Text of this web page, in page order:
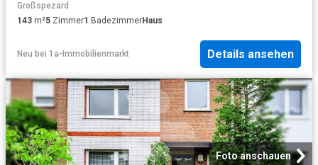
Großspezard
143 m²5 Zimmer1 BadezimmerHaus
Neu bei 1a-Immobilienmarkt Details ansehen
Foto anschauen